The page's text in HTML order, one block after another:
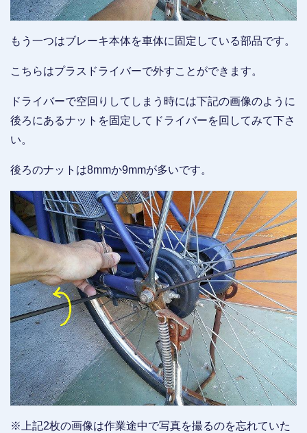
もう一つはブレーキ本体を車体に固定している部品です。
こちらはプラスドライバーで外すことができます。
ドライバーで空回りしてしまう時には下記の画像のように
後ろにあるナットを固定してドライバーを回してみて下さ
い。
後ろのナットは8mmか9mmが多いです。
※上記2枚の画像は作業途中で写真を撮るのを忘れていた